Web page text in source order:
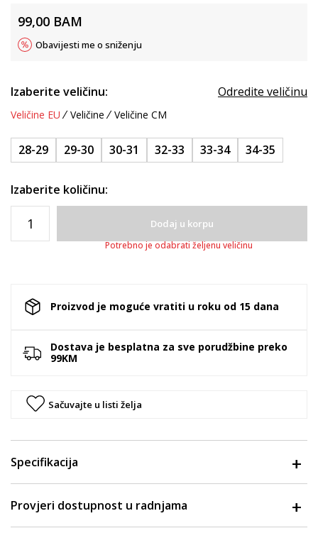
99,00 BAM
Obavijesti me o sniženju
Izaberite veličinu: Odredite veličinu
Veličine EU Veličine Veličine CM
28-29 29-30 30-31 32-33 33-34 34-35
Izaberite količinu:
Dodaj u korpu
Potrebno je odabrati željenu veličinu
Proizvod je moguće vratiti u roku od 15 dana
Dostava je besplatna za sve porudžbine preko
99KM
Sačuvajte u listi želja
Specifikacija
Provjeri dostupnost u radnjama